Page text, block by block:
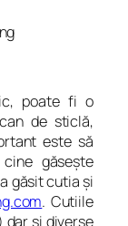
poate fi o
de sticlă,
este să
găsește
găsit cutia și
. Cutiile
dar și diverse